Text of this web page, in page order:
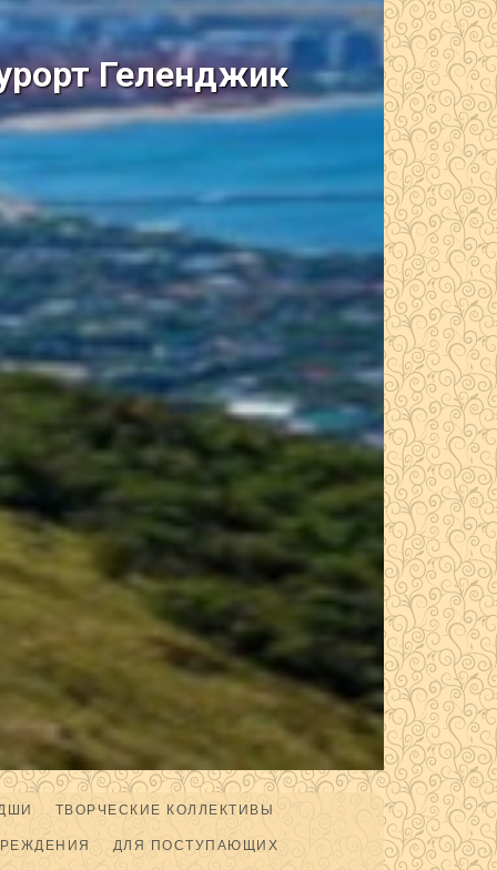
Геленджик
ТВОРЧЕСКИЕ КОЛЛЕКТИВЫ
ДЛЯ ПОСТУПАЮЩИХ